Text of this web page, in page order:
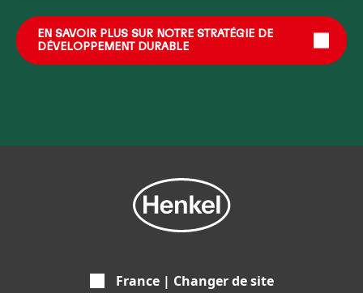
EN SAVOIR PLUS SUR NOTRE STRATÉGIE DE
DÉVELOPPEMENT DURABLE
France | Changer de site